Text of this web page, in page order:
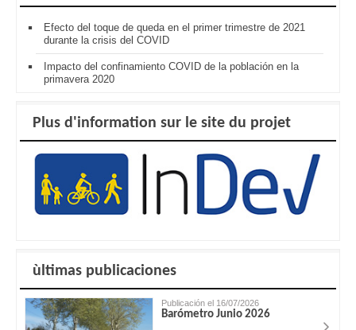
Efecto del toque de queda en el primer trimestre de 2021
durante la crisis del COVID
Impacto del confinamiento COVID de la población en la
primavera 2020
Plus d'information sur le site du projet
ùltimas publicaciones
Publicación el 16/07/2026
Barómetro Junio 2026